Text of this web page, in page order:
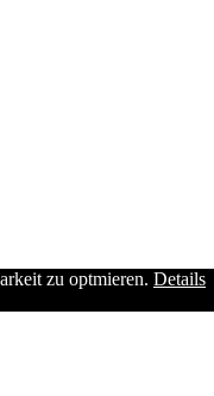
zu optmieren. Details